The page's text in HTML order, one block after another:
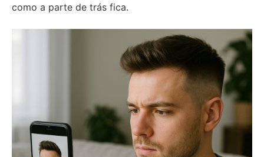
como a parte de trás fica.